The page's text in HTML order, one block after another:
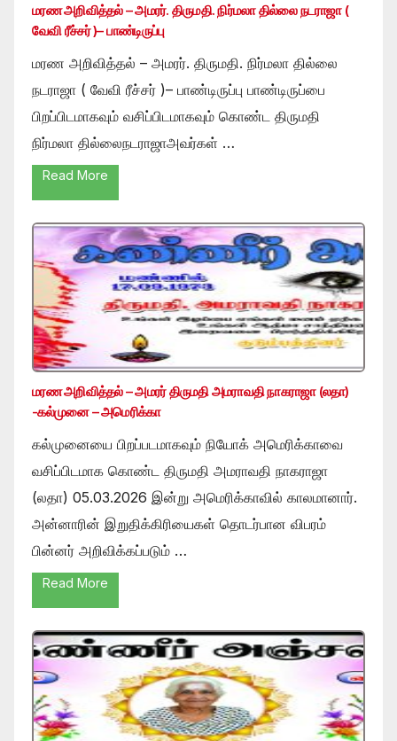
மரண அறிவித்தல் – அமரர். திருமதி. நிர்மலா தில்லை நடராஜா (
வேவி ரீச்சர் )– பாண்டிருப்பு
மரண அறிவித்தல் – அமரர். திருமதி. நிர்மலா தில்லை
நடராஜா ( வேவி ரீச்சர் )– பாண்டிருப்பு பாண்டிருப்பை
பிறப்பிடமாகவும் வசிப்பிடமாகவும் கொண்ட திருமதி
நிர்மலா தில்லைநடராஜாஅவர்கள் …
Read More
மரண அறிவித்தல் – அமரர் திருமதி அமராவதி நாகராஜா (லதா)
-கல்முனை – அமெரிக்கா
கல்முனையை பிறப்படமாகவும் நியோக் அமெரிக்காவை
வசிப்பிடமாக கொண்ட திருமதி அமராவதி நாகராஜா
(லதா) 05.03.2026 இன்று அமெரிக்காவில் காலமானார்.
அன்னாரின் இறுதிக்கிரியைகள் தொடர்பான விபரம்
பின்னர் அறிவிக்கப்படும் …
Read More